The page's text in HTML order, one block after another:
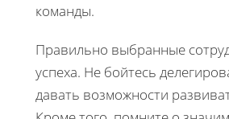
команды.
Правильно выбранные
успеха. Не бойтесь
давать возможности